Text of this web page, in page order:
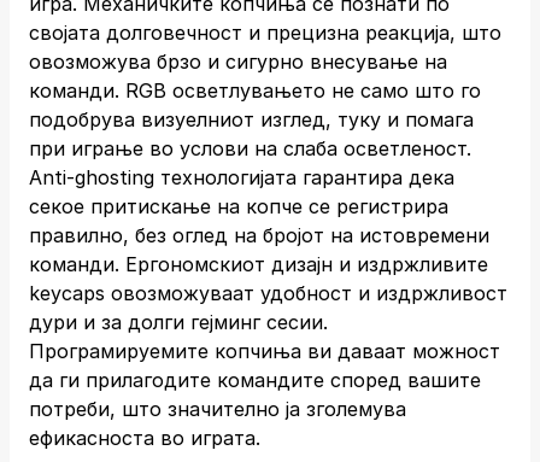
својата долговечност и прецизна реакција, што
овозможува брзо и сигурно внесување на
команди. RGB осветлувањето не само што го
подобрува визуелниот изглед, туку и помага
при играње во услови на слаба осветленост.
Anti-ghosting технологијата гарантира дека
секое притискање на копче се регистрира
правилно, без оглед на бројот на истовремени
команди. Ергономскиот дизајн и издржливите
keycaps овозможуваат удобност и издржливост
дури и за долги гејминг сесии.
Програмируемите копчиња ви даваат можност
да ги прилагодите командите според вашите
потреби, што значително ја зголемува
ефикасноста во играта.